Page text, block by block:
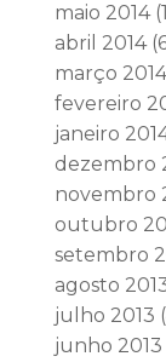
maio 2014
abril 2014
março 2014
fevereiro
janeiro
dezembro
novembro
outubro
setembro
agosto
julho 2013
junho 2013